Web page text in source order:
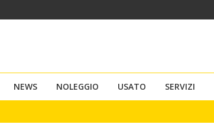
NEWS NOLEGGIO USATO SERVIZI